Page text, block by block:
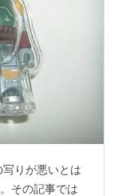
りが悪いとは
その記事では